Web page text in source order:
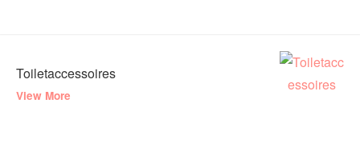
Toiletaccessoires
View More